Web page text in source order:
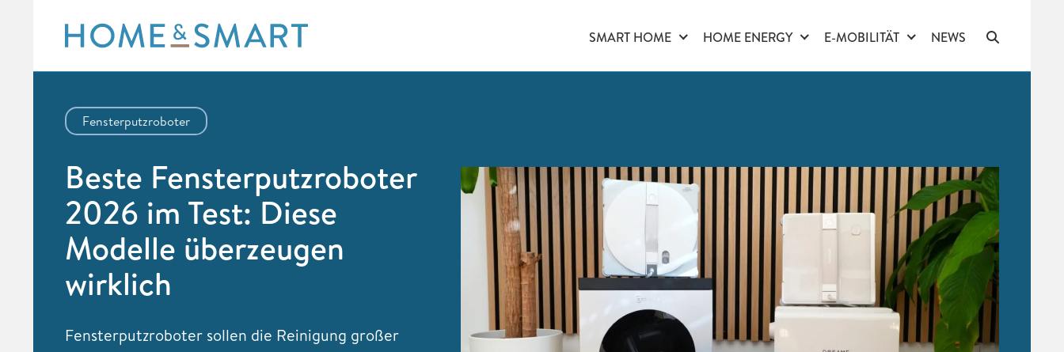
content
SMART HOME HOME ENERGY E-MOBILITÄT NEWS
Fensterputzroboter
Beste Fensterputzroboter
2026 im Test: Diese
Modelle überzeugen
wirklich
Fensterputzroboter sollen die Reinigung großer